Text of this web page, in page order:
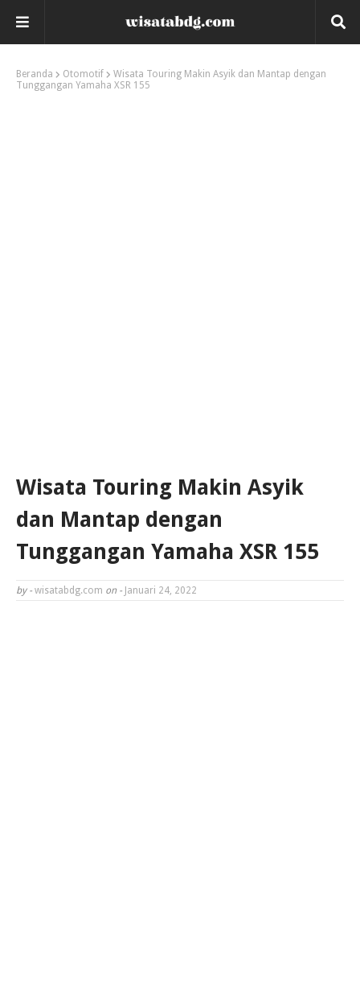
Beranda Otomotif
Wisata Touring Makin Asyik dan Mantap dengan
Tunggangan Yamaha XSR 155
Wisata Touring Makin Asyik
dan Mantap dengan
Tunggangan Yamaha XSR 155
by - wisatabdg.com on - Januari 24, 2022